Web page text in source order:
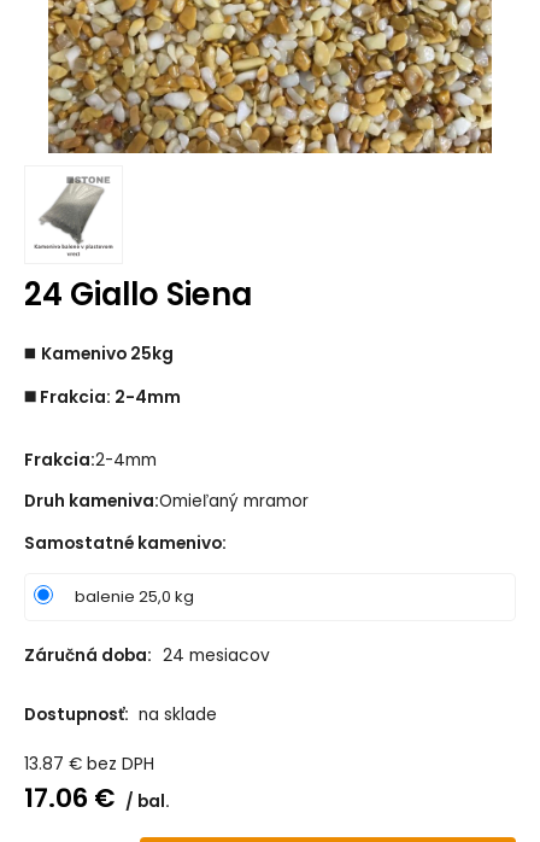
24 Giallo Siena
◼️ Kamenivo 25kg
◼️ Frakcia: 2-4mm
Frakcia:2-4mm
Druh kameniva:Omieľaný mramor
Samostatné kamenivo:
balenie 25,0 kg
Záručná doba: 24 mesiacov
Dostupnosť: na sklade
13.87 € bez DPH
17.06 € bal.